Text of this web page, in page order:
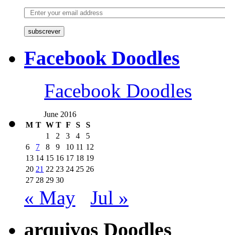
subscrever
Facebook Doodles
Facebook Doodles
June 2016
M T W T F S
S
1
2 3 4
5
6
7 8 9 10 11 12
13 14 15 16 17 18 19
20 21 22 23 24 25 26
27 28 29 30
« May Jul »
arquivos Doodles